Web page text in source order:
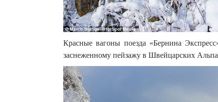
Красные вагоны поезда «Бернина
заснеженному пейзажу в Швейцарских